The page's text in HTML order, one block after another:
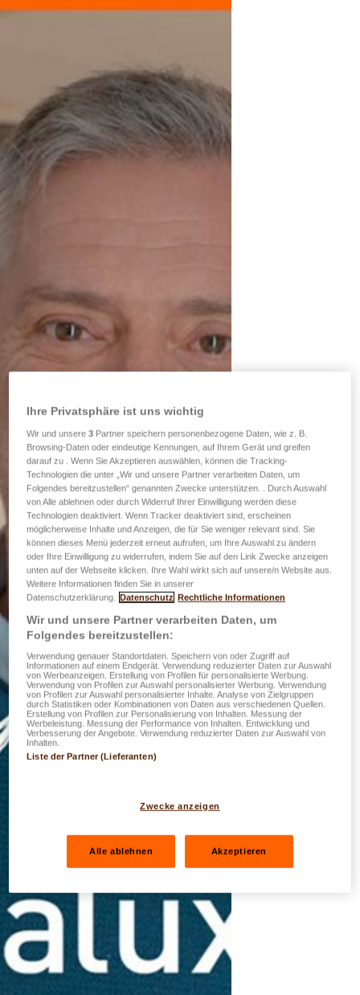
Ihre Privatsphäre ist uns wichtig
Wir und unsere3 Partner speichern personenbezogene Daten, wie z. B.
Browsing-Daten oder eindeutige Kennungen, auf Ihrem Gerät und greifen
darauf zu . Wenn Sie Akzeptieren auswählen, können die Tracking-
Technologien die unter „Wir und unsere Partner verarbeiten Daten, um
Folgendes bereitzustellen“ genannten Zwecke unterstützen. . Durch Auswahl
von Alle ablehnen oder durch Widerruf Ihrer Einwilligung werden diese
Technologien deaktiviert. Wenn Tracker deaktiviert sind, erscheinen
möglicherweise Inhalte und Anzeigen, die für Sie weniger relevant sind. Sie
können dieses Menü jederzeit erneut aufrufen, um Ihre Auswahl zu ändern
oder Ihre Einwilligung zu widerrufen, indem Sie auf den Link Zwecke anzeigen
unten auf der Webseite klicken. Ihre Wahl wirkt sich auf unsere/n Website aus.
Weitere Informationen finden Sie in unserer
Datenschutzerklärung. Datenschutz Rechtliche Informationen
Wir und unsere Partner verarbeiten Daten, um
Folgendes bereitzustellen:
Verwendung genauer Standortdaten. Speichern von oder Zugriff auf
Informationen auf einem Endgerät. Verwendung reduzierter Daten zur Auswahl
von Werbeanzeigen. Erstellung von Profilen für personalisierte Werbung.
Verwendung von Profilen zur Auswahl personalisierter Werbung. Verwendung
von Profilen zur Auswahl personalisierter Inhalte. Analyse von Zielgruppen
durch Statistiken oder Kombinationen von Daten aus verschiedenen Quellen.
Erstellung von Profilen zur Personalisierung von Inhalten. Messung der
Werbeleistung. Messung der Performance von Inhalten. Entwicklung und
Verbesserung der Angebote. Verwendung reduzierter Daten zur Auswahl von
Inhalten.
Liste der Partner (Lieferanten)
Zwecke anzeigen
Alle ablehnen Akzeptieren